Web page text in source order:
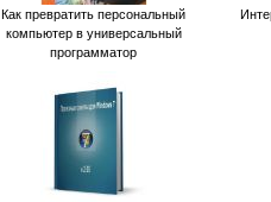
Как превратить персональный
компьютер в универсальный
программатор